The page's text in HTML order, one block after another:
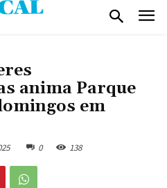
anima Parque
em
0 138